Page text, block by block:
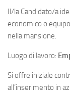
Il/la Candidato/a
economico o
nella mansione.
Luogo di lavoro:
Si offre iniziale
all’inserimento in